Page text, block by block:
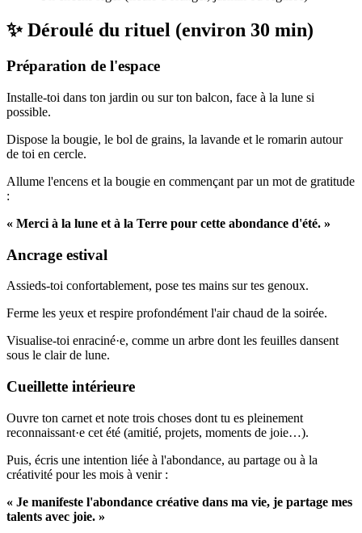
✨ Déroulé du rituel (environ 30 min)
Préparation de l'espace
Installe‑toi dans ton jardin ou sur ton balcon, face à la lune si
possible.
Dispose la bougie, le bol de grains, la lavande et le romarin autour
de toi en cercle.
Allume l'encens et la bougie en commençant par un mot de gratitude
:
« Merci à la lune et à la Terre pour cette abondance d'été. »
Ancrage estival
Assieds‑toi confortablement, pose tes mains sur tes genoux.
Ferme les yeux et respire profondément l'air chaud de la soirée.
Visualise‑toi enraciné·e, comme un arbre dont les feuilles dansent
sous le clair de lune.
Cueillette intérieure
Ouvre ton carnet et note trois choses dont tu es pleinement
reconnaissant·e cet été (amitié, projets, moments de joie…).
Puis, écris une intention liée à l'abondance, au partage ou à la
créativité pour les mois à venir :
« Je manifeste l'abondance créative dans ma vie, je partage mes
talents avec joie. »